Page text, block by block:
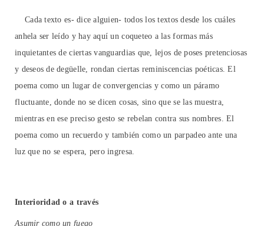
Cada texto es- dice alguien- todos los textos desde los cuáles
anhela ser leído y hay aquí un coqueteo a las formas más
inquietantes de ciertas vanguardias que, lejos de poses pretenciosas
y deseos de degüelle, rondan ciertas reminiscencias poéticas. El
poema como un lugar de convergencias y como un páramo
fluctuante, donde no se dicen cosas, sino que se las muestra,
mientras en ese preciso gesto se rebelan contra sus nombres. El
poema como un recuerdo y también como un parpadeo ante una
luz que no se espera, pero ingresa.
Interioridad o a través
Asumir como un fuego